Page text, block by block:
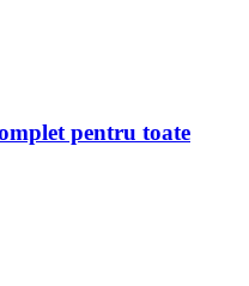
pentru toate